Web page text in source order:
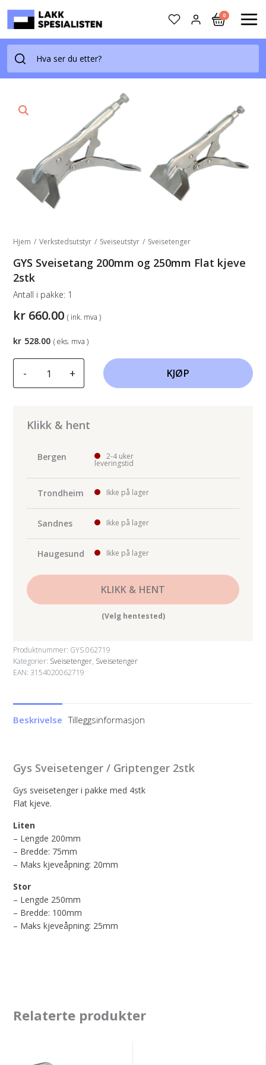
Skip
content
0
Hjem / Verkstedsutstyr / Sveiseutstyr / Sveisetenger
GYS Sveisetang 200mm og 250mm Flat kjeve
2stk
kr 660.00 ( ink. mva )
Antall i pakke: 1
-
Sveisetang
250mm
+ KJØP
Klikk & hent
Bergen 2-4 uker
leveringstid
Trondheim Ikke på lager
Sandnes Ikke på lager
Haugesund Ikke på lager
KLIKK & HENT
(Velg hentested)
Produktnummer: GYS 062719
Kategorier: Sveisetenger, Sveisetenger
EAN: 3154020062719
kr 528.00 ( eks. mva )
Beskrivelse Tilleggsinformasjon
Gys Sveisetenger / Griptenger 2stk
Gys sveisetenger i pakke med 4stk
Flat kjeve.
Liten
– Lengde 200mm
– Bredde: 75mm
– Maks kjeveåpning: 20mm
Stor
– Lengde 250mm
– Bredde: 100mm
– Maks kjeveåpning: 25mm
Relaterte produkter